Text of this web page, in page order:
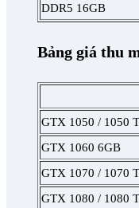
DDR5 16GB
Bảng giá thu
GTX 1050 / 1050
GTX 1060 6GB
GTX 1070 / 1070
GTX 1080 / 1080